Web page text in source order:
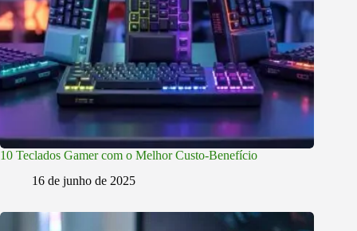
10 Teclados Gamer com o Melhor Custo-Benefício
16 de junho de 2025